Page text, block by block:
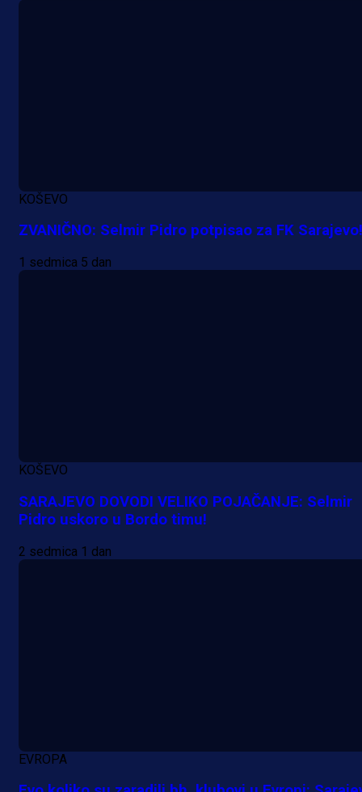
KOŠEVO
ZVANIČNO: Selmir Pidro potpisao za FK Sarajevo!
1 sedmica 5 dan
KOŠEVO
SARAJEVO DOVODI VELIKO POJAČANJE: Selmir
Pidro uskoro u Bordo timu!
2 sedmica 1 dan
EVROPA